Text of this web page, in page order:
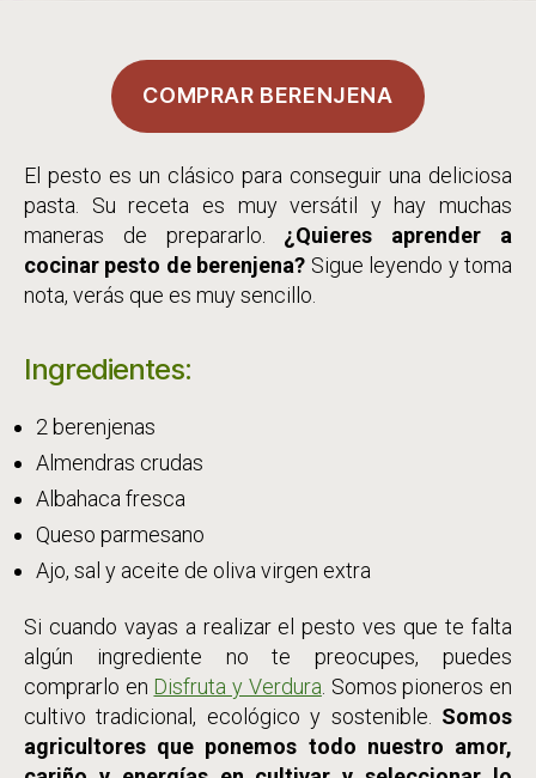
COMPRAR BERENJENA
El pesto es un clásico para conseguir una deliciosa
pasta. Su receta es muy versátil y hay muchas
maneras de prepararlo. ¿Quieres aprender a
cocinar pesto de berenjena? Sigue leyendo y toma
nota, verás que es muy sencillo.
Ingredientes:
2 berenjenas
Almendras crudas
Albahaca fresca
Queso parmesano
Ajo, sal y aceite de oliva virgen extra
Si cuando vayas a realizar el pesto ves que te falta
algún ingrediente no te preocupes, puedes
comprarlo en Disfruta y Verdura . Somos pioneros en
cultivo tradicional, ecológico y sostenible. Somos
agricultores que ponemos todo nuestro amor,